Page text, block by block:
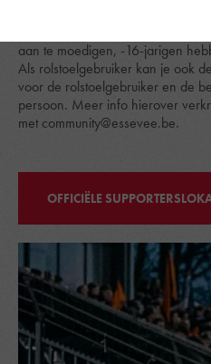
aan te moedigen, -16-jarigen
Als rolstoelgebruiker kan je ook
voor de rolstoelgebruiker en de
persoon. Meer info hierover
met community@essevee.be.
OFFICIËLE